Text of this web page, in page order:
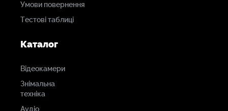
Умови повернення
Тестові таблиці
Каталог
Відеокамери
Знімальна
техніка
Аудіо